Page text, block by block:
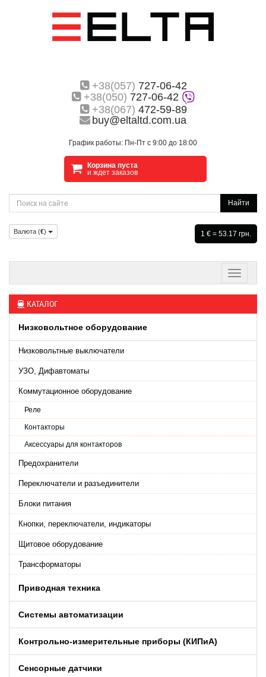
+38(057) 727-06-42
+38(050) 727-06-42
+38(067) 472-59-89
buy@eltaltd.com.ua
График работы: Пн-Пт с 9:00 до 18:00
Корзина пуста
и ждет заказов
Найти
Валюта (€) 1 € = 53.17 грн.
КАТАЛОГ
Низковольтное оборудование
Низковольтные выключатели
УЗО, Дифавтоматы
Коммутационное оборудование
Реле
Контакторы
Аксессуары для контакторов
Предохранители
Переключатели и разъединители
Блоки питания
Кнопки, переключатели, индикаторы
Щитовое оборудование
Трансформаторы
Приводная техника
Системы автоматизации
Контрольно-измерительные приборы (КИПиA)
Сенсорные датчики